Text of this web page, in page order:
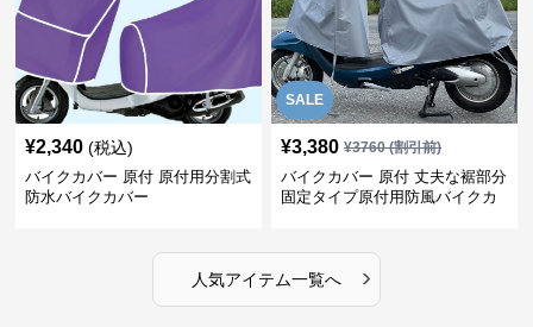
¥2,340 (税込)
バイクカバー 原付 原付用分割式
防水バイクカバー
SALE
¥3,380 ¥3760(割引前)
バイクカバー 原付 丈夫な裾部分
固定タイプ原付用防風バイクカ
人気アイテム一覧へ ›